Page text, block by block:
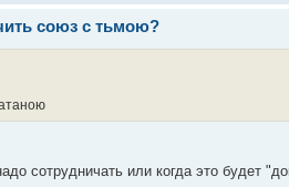
союз с тьмою?
сотрудничать или когда это будет